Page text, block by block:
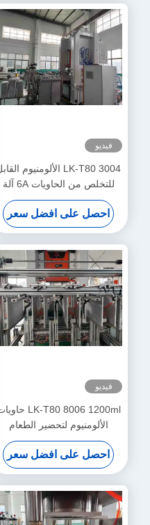
فيديو
LK-T80 3004 الألومنيوم القابل
للتخلص من الحاويات 6A آلة
صنع ورق
احصل على افضل سعر
فيديو
LK-T80 8006 1200ml حاويات
الألومنيوم لتحضير الطعام
مستطيلة آلة صنع الطعام
المستخدمة مرة واحدة
احصل على افضل سعر